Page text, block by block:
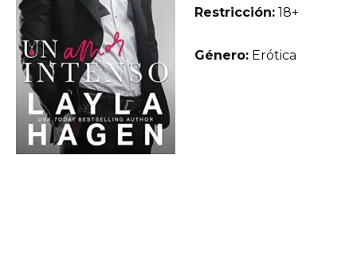
Restricción: 18+
Género: Erótica